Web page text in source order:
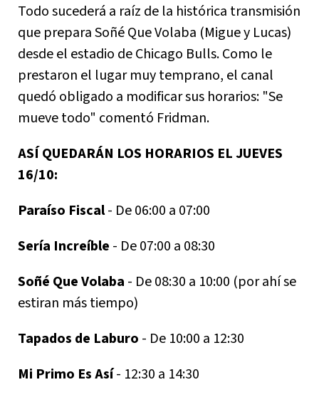
Todo sucederá a raíz de la histórica transmisión
que prepara Soñé Que Volaba (Migue y Lucas)
desde el estadio de Chicago Bulls. Como le
prestaron el lugar muy temprano, el canal
quedó obligado a modificar sus horarios: "Se
mueve todo" comentó Fridman.
ASÍ QUEDARÁN LOS HORARIOS EL JUEVES
16/10:
Paraíso Fiscal- De 06:00 a 07:00
Sería Increíble - De 07:00 a 08:30
Soñé Que Volaba - De 08:30 a 10:00 (por ahí se
estiran más tiempo)
Tapados de Laburo - De 10:00 a 12:30
Mi Primo Es Así- 12:30 a 14:30